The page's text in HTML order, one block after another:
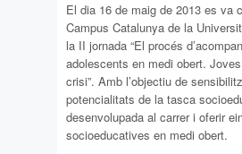
El dia 16 de maig de 2013 es va
Campus Catalunya de la
la II jornada “El procés
adolescents en medi obert.
crisi”. Amb l’objectiu de
potencialitats de la tasca
desenvolupada al carrer i oferir
socioeducatives en medi obert.